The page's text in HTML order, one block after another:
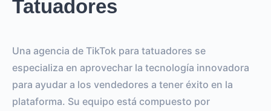
Tatuadores
Una agencia de TikTok para tatuadores se
especializa en aprovechar la tecnología innovadora
para ayudar a los vendedores a tener éxito en la
plataforma. Su equipo está compuesto por